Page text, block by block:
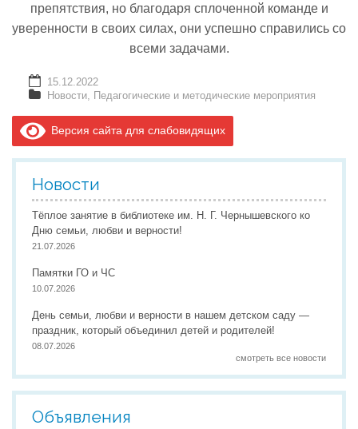
препятствия, но благодаря сплоченной команде и
уверенности в своих силах, они успешно справились со
всеми задачами.
15.12.2022
Новости, Педагогические и методические мероприятия
Версия сайта для слабовидящих
Новости
Тёплое занятие в библиотеке им. Н. Г. Чернышевского ко
Дню семьи, любви и верности!
21.07.2026
Памятки ГО и ЧС
10.07.2026
День семьи, любви и верности в нашем детском саду —
праздник, который объединил детей и родителей!
08.07.2026
смотреть все новости
Объявления